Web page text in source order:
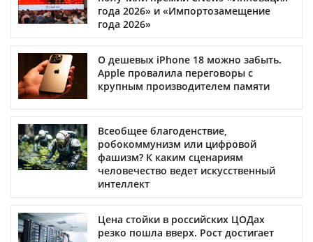
года 2026» и «Импортозамещение
года 2026»
О дешевых iPhone 18 можно забыть.
Apple провалила переговоры с
крупным производителем памяти
Всеобщее благоденствие,
робокоммунизм или цифровой
фашизм? К каким сценариям
человечество ведет искусственный
интеллект
Цена стойки в российских ЦОДах
резко пошла вверх. Рост достигает